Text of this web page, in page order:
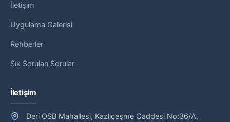
İletişim
Uygulama Galerisi
Rehberler
Sık Sorulan Sorular
İletişim
Deri OSB Mahallesi, Kazlıçeşme Caddesi No:36/A,